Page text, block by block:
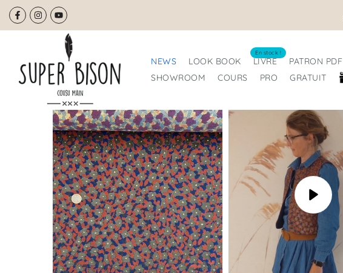
Aller
au
NEWS LOOK BOOK LIVRE
En stock !
PATRON PDF
SHOWROOM
COURS PRO GRATUIT
Lecture